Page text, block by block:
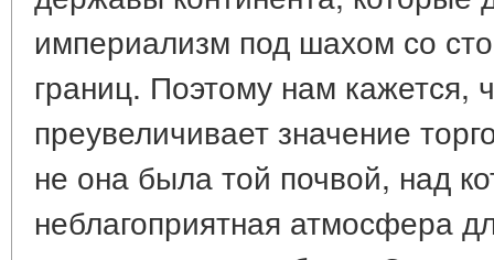
империализм под шахом со
границ. Поэтому нам кажется,
преувеличивает значение
не она была той почвой, над
неблагоприятная атмосфера